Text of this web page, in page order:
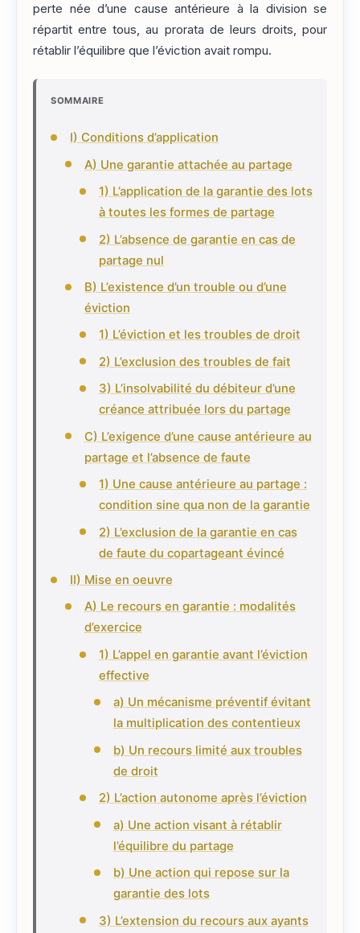
perte née d’une cause antérieure à la division se
répartit entre tous, au prorata de leurs droits, pour
rétablir l’équilibre que l’éviction avait rompu.
SOMMAIRE
I) Conditions d’application
A) Une garantie attachée au partage
1) L’application de la garantie des lots
à toutes les formes de partage
2) L’absence de garantie en cas de
partage nul
B) L’existence d’un trouble ou d’une
éviction
1) L’éviction et les troubles de droit
2) L’exclusion des troubles de fait
3) L’insolvabilité du débiteur d’une
créance attribuée lors du partage
C) L’exigence d’une cause antérieure au
partage et l’absence de faute
1) Une cause antérieure au partage :
condition sine qua non de la garantie
2) L’exclusion de la garantie en cas
de faute du copartageant évincé
II) Mise en oeuvre
A) Le recours en garantie : modalités
d’exercice
1) L’appel en garantie avant l’éviction
effective
a) Un mécanisme préventif évitant
la multiplication des contentieux
b) Un recours limité aux troubles
de droit
2) L’action autonome après l’éviction
a) Une action visant à rétablir
l’équilibre du partage
b) Une action qui repose sur la
garantie des lots
3) L’extension du recours aux ayants